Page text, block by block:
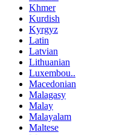
Khmer
Kurdish
Kyrgyz
Latin
Latvian
Lithuanian
Luxembou..
Macedonian
Malagasy
Malay
Malayalam
Maltese